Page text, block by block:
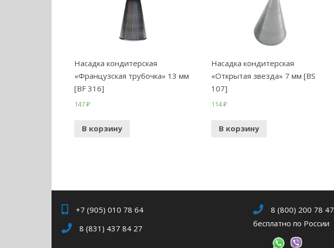
Насадка кондитерская
«Французская трубочка» 13 мм
[BF 316]
147₽
В корзину
Насадка кондитерская
«Открытая звезда» 7 мм [BS
107]
114₽
В корзину
+7 (905) 010 78 64
8 (831) 437 84 27
8 (800) 200 78 47
бесплатно по России